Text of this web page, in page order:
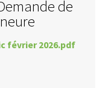
de
février 2026.pdf